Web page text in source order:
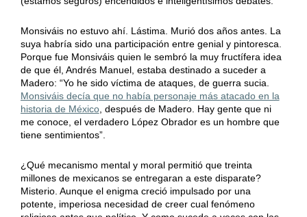
Monsiváis no estuvo ahí. Lástima. Murió dos años antes. La
suya habría sido una participación entre genial y pintoresca.
Porque fue Monsiváis quien le sembró la muy fructífera idea
de que él, Andrés Manuel, estaba destinado a suceder a
Madero: “Yo he sido víctima de ataques, de guerra sucia.
Monsiváis decía que no había personaje más atacado en la
historia de México, después de Madero. Hay gente que ni
me conoce, el verdadero López Obrador es un hombre que
tiene sentimientos”.
¿Qué mecanismo mental y moral permitió que treinta
millones de mexicanos se entregaran a este disparate?
Misterio. Aunque el enigma creció impulsado por una
potente, imperiosa necesidad de creer cual fenómeno